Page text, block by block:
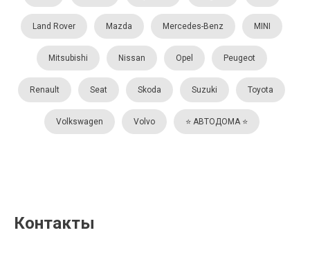
Land Rover Mazda Mercedes-Benz MINI
Mitsubishi Nissan Opel Peugeot
Renault Seat Skoda Suzuki Toyota
Volkswagen Volvo ⭐️ АВТОДОМА ⭐️
Контакты